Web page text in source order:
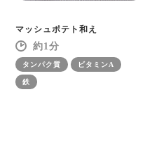
マッシュポテト和え
1
タンパク質 ビタミンA
鉄